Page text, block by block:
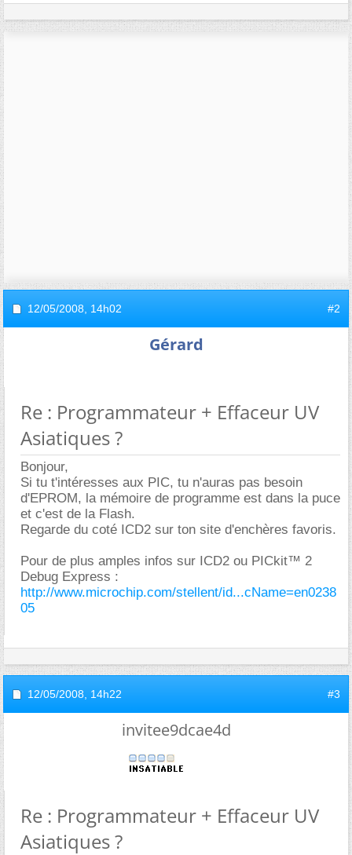
12/05/2008, 14h02 #2
Gérard
Re : Programmateur + Effaceur UV
Asiatiques ?
Bonjour,
Si tu t'intéresses aux PIC, tu n'auras pas besoin
d'EPROM, la mémoire de programme est dans la puce
et c'est de la Flash.
Regarde du coté ICD2 sur ton site d'enchères favoris.
Pour de plus amples infos sur ICD2 ou PICkit™ 2
Debug Express :
http://www.microchip.com/stellent/id...cName=en0238
05
12/05/2008, 14h22 #3
invitee9dcae4d
Re : Programmateur + Effaceur UV
Asiatiques ?